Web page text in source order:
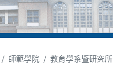
師範學院 教育學系暨研究所